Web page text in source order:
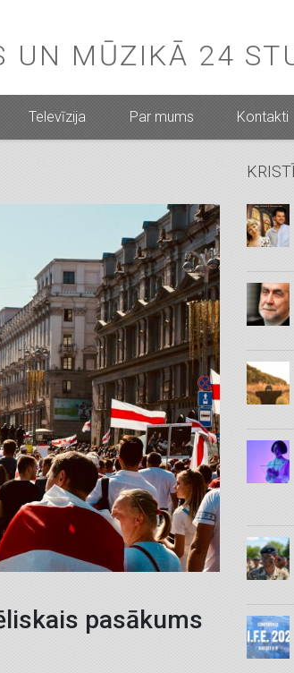
UN MŪZIKĀ 24
Televīzija Par mums Kontakti
pasākums